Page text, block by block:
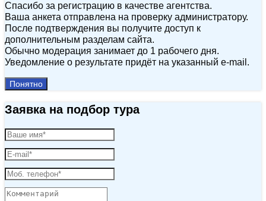
Спасибо за регистрацию в качестве агентства.
Ваша анкета отправлена на проверку администратору.
После подтверждения вы получите доступ к
дополнительным разделам сайта.
Обычно модерация занимает до 1 рабочего дня.
Уведомление о результате придёт на указанный e‑mail.
Понятно
Заявка на подбор тура